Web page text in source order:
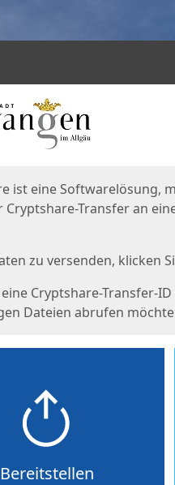
ist eine Softwarelösung,
Cryptshare-Transfer an
zu versenden, klicken
eine Cryptshare-Transfer-
Dateien abrufen
Bereitstellen